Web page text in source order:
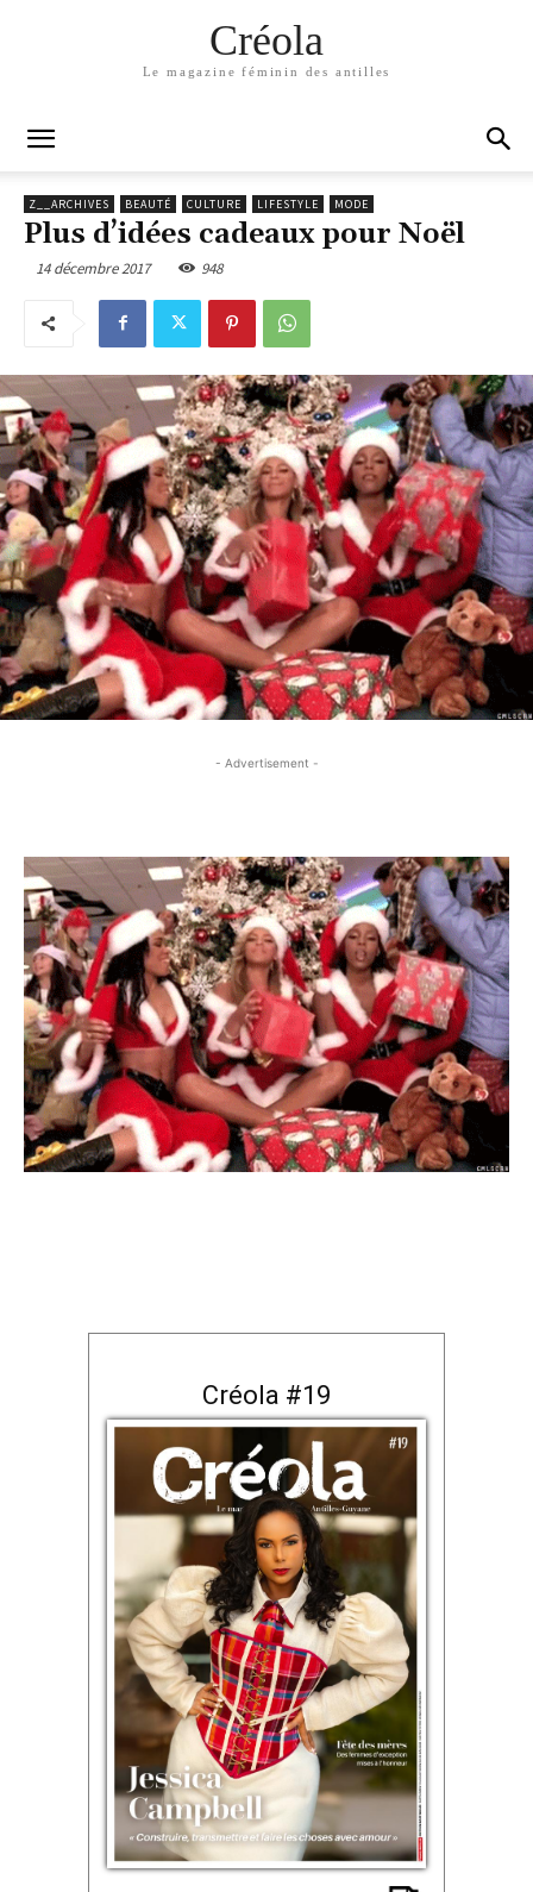
Créola
Le magazine féminin des antilles
Z__ARCHIVES BEAUTÉ CULTURE LIFESTYLE MODE
Plus d’idées cadeaux pour Noël
14 décembre 2017 948
- Advertisement -
Créola #19